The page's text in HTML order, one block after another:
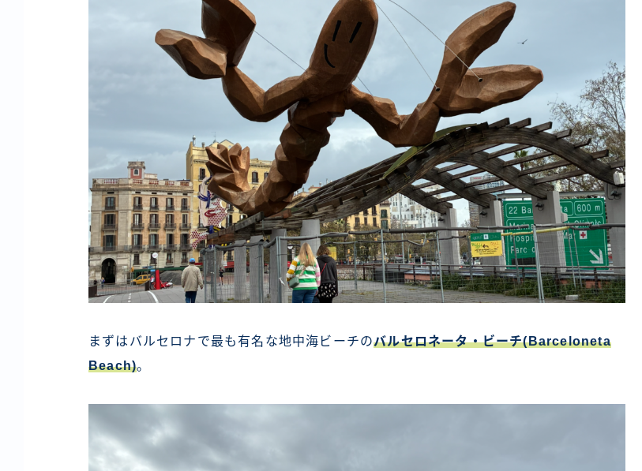
ネパール
インド
世界一周旅行前～準備～
まずはバルセロナで最も有名な地中海ビーチのバルセロネータ・ビーチ(Barceloneta
Beach)。